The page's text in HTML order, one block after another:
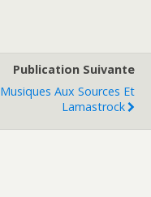
Publication Suivante
Musiques Aux Sources Et
Lamastrock